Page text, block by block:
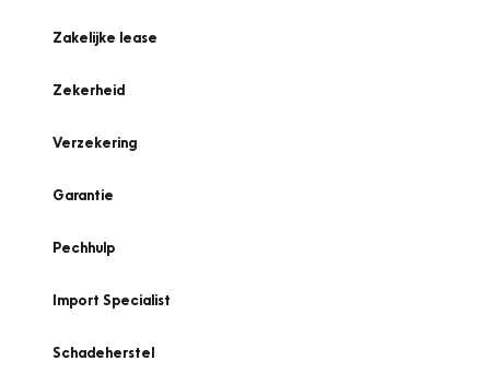
Zakelijke lease
Zekerheid
Verzekering
Garantie
Pechhulp
Import Specialist
Schadeherstel